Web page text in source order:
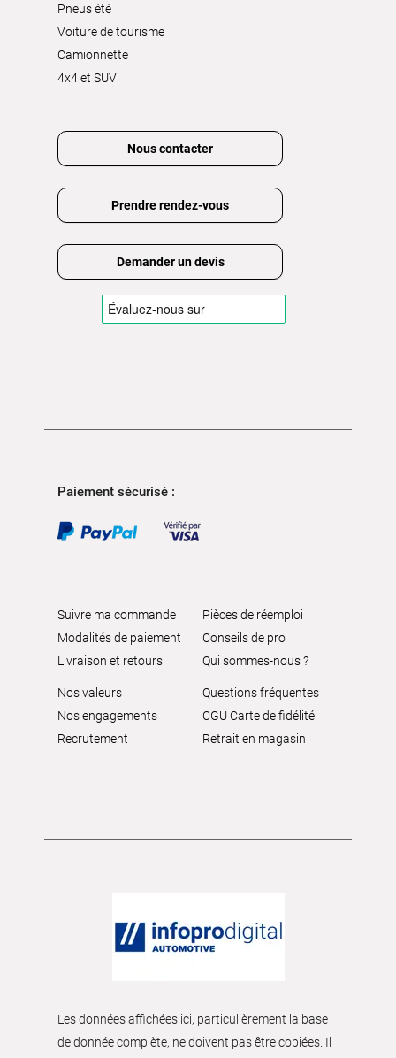
Pneus été
Voiture de tourisme
Camionnette
4x4 et SUV
Nous contacter
Prendre rendez-vous
Demander un devis
Paiement sécurisé :
Suivre ma commande
Modalités de paiement
Livraison et retours
Pièces de réemploi
Conseils de pro
Qui sommes-nous ?
Nos valeurs
Nos engagements
Recrutement
Questions fréquentes
CGU Carte de fidélité
Retrait en magasin
Les données affichées ici, particulièrement la base
de donnée complète, ne doivent pas être copiées. Il